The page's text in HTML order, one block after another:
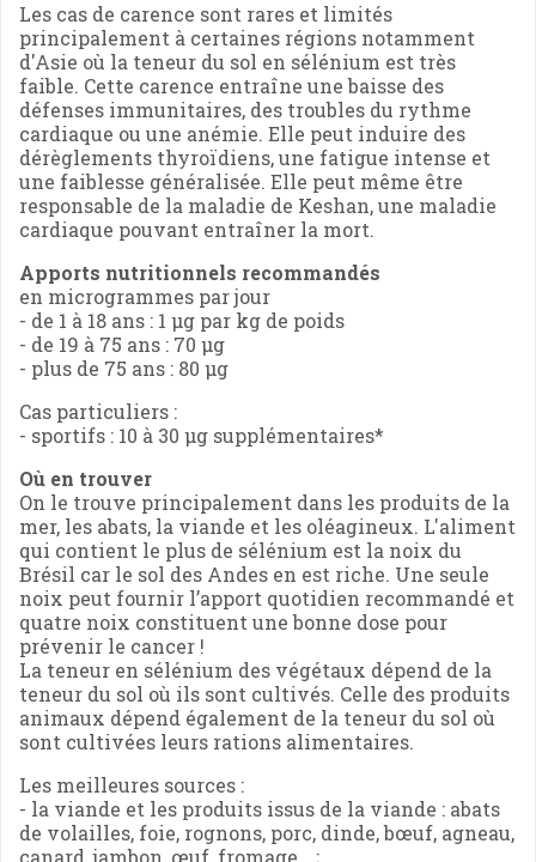
Les cas de carence sont rares et limités
principalement à certaines régions notamment
d'Asie où la teneur du sol en sélénium est très
faible. Cette carence entraîne une baisse des
défenses immunitaires, des troubles du rythme
cardiaque ou une anémie. Elle peut induire des
dérèglements thyroïdiens, une fatigue intense et
une faiblesse généralisée. Elle peut même être
responsable de la maladie de Keshan, une maladie
cardiaque pouvant entraîner la mort.
Apports nutritionnels recommandés
en microgrammes par jour
- de 1 à 18 ans : 1 µg par kg de poids
- de 19 à 75 ans : 70 µg
- plus de 75 ans : 80 µg
Cas particuliers :
- sportifs : 10 à 30 µg supplémentaires*
Où en trouver
On le trouve principalement dans les produits de la
mer, les abats, la viande et les oléagineux. L'aliment
qui contient le plus de sélénium est la noix du
Brésil car le sol des Andes en est riche. Une seule
noix peut fournir l’apport quotidien recommandé et
quatre noix constituent une bonne dose pour
prévenir le cancer !
La teneur en sélénium des végétaux dépend de la
teneur du sol où ils sont cultivés. Celle des produits
animaux dépend également de la teneur du sol où
sont cultivées leurs rations alimentaires.
Les meilleures sources :
- la viande et les produits issus de la viande : abats
de volailles, foie, rognons, porc, dinde, bœuf, agneau,
canard, jambon, œuf, fromage… ;